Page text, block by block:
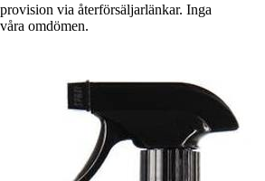
via återförsäljarlänkar. Inga
omdömen.